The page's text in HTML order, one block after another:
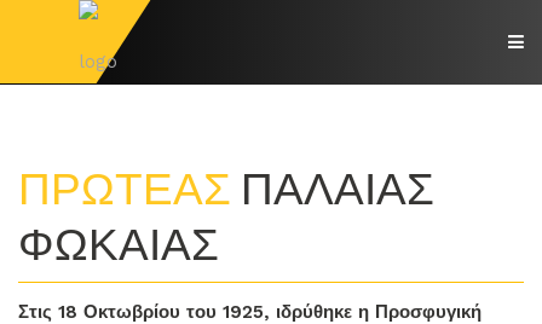
ΠΡΩΤΕΑΣ ΠΑΛΑΙΑΣ
ΦΩΚΑΙΑΣ
Στις 18 Οκτωβρίου του 1925, ιδρύθηκε η Προσφυγική